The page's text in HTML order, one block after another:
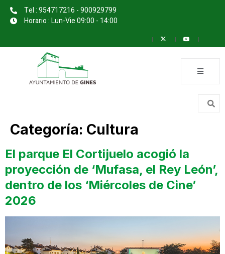
Tel : 954717216 - 900929799
Horario : Lun-Vie 09:00 - 14:00
Categoría: Cultura
El parque El Cortijuelo acogió la
proyección de ‘Mufasa, el Rey León’,
dentro de los ‘Miércoles de Cine’
2026